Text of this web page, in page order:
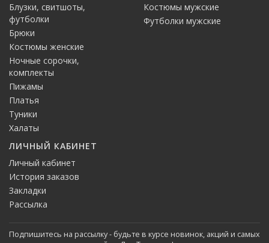
Блузки, свитшоты,
футболки
Брюки
Костюмы женские
Ночные сорочки,
комплекты
Пижамы
Платья
Туники
Халаты
Костюмы мужские
Футболки мужские
ЛИЧНЫЙ КАБИНЕТ
Личный кабинет
История заказов
Закладки
Рассылка
Подпишитесь на рассылку - будьте в курсе новинок, акций и самых